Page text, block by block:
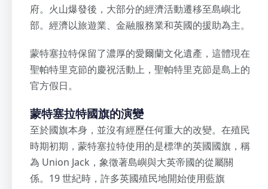
府。火山爆發後，大部分的經濟活動遷移至島嶼北
部。經濟以旅遊業、金融服務業和英國的援助為主。
蒙特塞拉特保留了濃厚的愛爾蘭文化遺產，這體現在
聖帕特里克節的慶祝活動上，聖帕特里克節是島上的
官方假日。
蒙特塞拉特國旗的演變
至於國旗本身，並沒有經歷任何重大的改變。在殖民
時期初期，蒙特塞拉特使用的是標準的英國國旗，稱
為 Union Jack，象徵著島嶼與大英帝國的從屬關
係。19 世紀時，許多英國殖民地開始使用藍旗